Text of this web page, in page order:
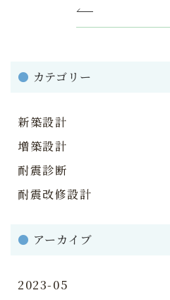
● カテゴリー
新築設計
増築設計
耐震診断
耐震改修設計
● アーカイブ
2023-05